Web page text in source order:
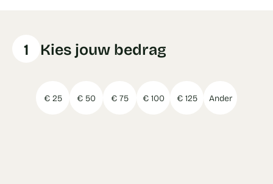
1 Kies jouw bedrag
€ 25 € 50 € 75 € 100 € 125 Ander